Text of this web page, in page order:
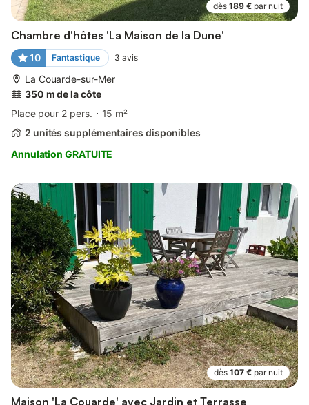
dès 189 € par nuit
Chambre d'hôtes 'La Maison de la Dune'
10 Fantastique 3 avis
La Couarde-sur-Mer
350 m de la côte
Place pour 2 pers.
15 m²
2 unités supplémentaires disponibles
Annulation GRATUITE
dès 107 € par nuit
Maison 'La Couarde' avec Jardin et Terrasse